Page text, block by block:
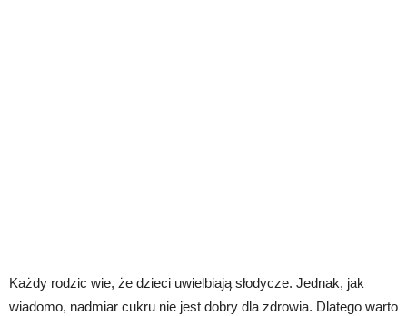
Każdy rodzic wie, że dzieci uwielbiają słodycze. Jednak, jak
wiadomo, nadmiar cukru nie jest dobry dla zdrowia. Dlatego warto